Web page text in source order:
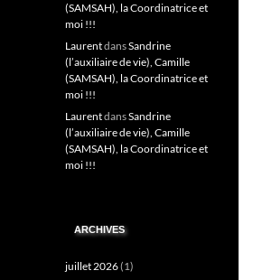
(SAMSAH), la Coordinatrice et
moi !!!
LaurentdansSandrine
(l’auxiliaire de vie), Camille
(SAMSAH), la Coordinatrice et
moi !!!
LaurentdansSandrine
(l’auxiliaire de vie), Camille
(SAMSAH), la Coordinatrice et
moi !!!
ARCHIVES
juillet 2026(1)